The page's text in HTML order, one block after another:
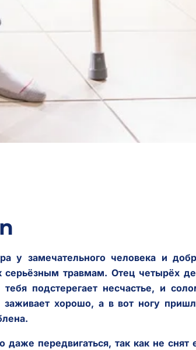
у замечательного человека и
серьёзным травмам. Отец четырёх
подстерегает несчастье, и
хорошо, а в вот ногу
даже передвигаться, так как не снят